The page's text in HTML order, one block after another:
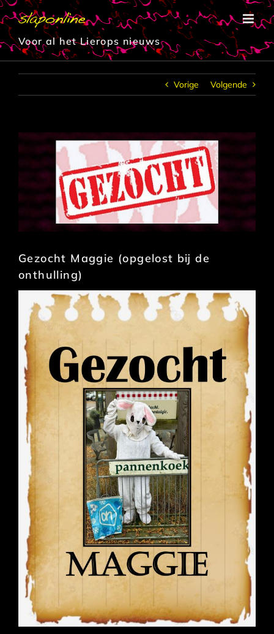
Ga
naar
inhoud
Voor al het Lierops nieuws
Vorige Volgende
Gezocht Maggie (opgelost bij de
onthulling)